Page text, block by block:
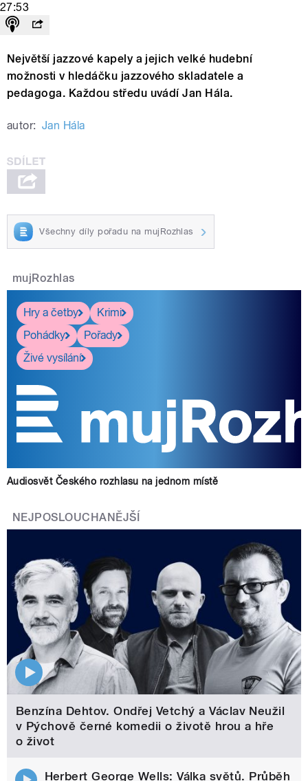
27:53
Největší jazzové kapely a jejich velké hudební
možnosti v hledáčku jazzového skladatele a
pedagoga. Každou středu uvádí Jan Hála.
autor: Jan Hála
Všechny díly pořadu na mujRozhlas
mujRozhlas
Hry a četby
Krimi
Pohádky
Pořady
Živé vysílání
Audiosvět Českého rozhlasu na jednom místě
NEJPOSLOUCHANĚJŠÍ
Benzína Dehtov. Ondřej Vetchý a Václav Neužil
v Pýchově černé komedii o životě hrou a hře
o život
Herbert George Wells: Válka světů. Průběh